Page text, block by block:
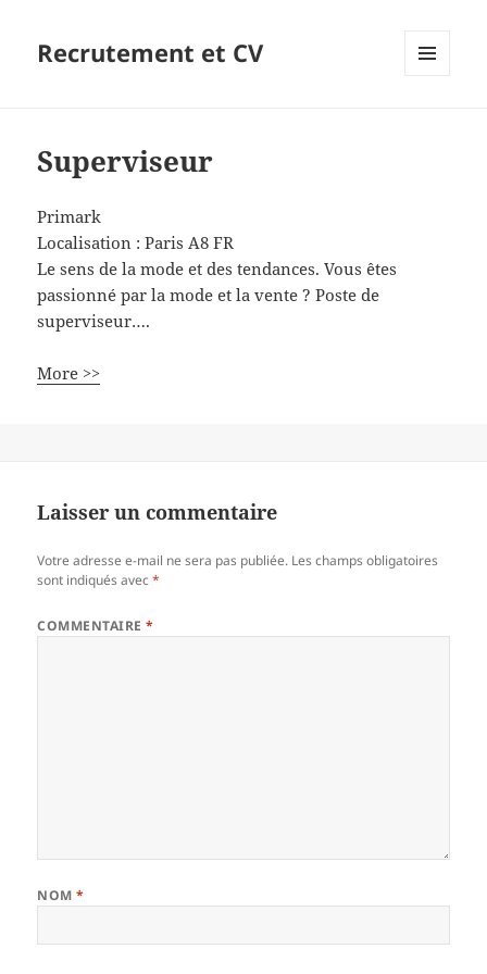
Recrutement et CV
Superviseur
Primark
Localisation :Paris A8 FR
Le sens de la mode et des tendances. Vous êtes
passionné par la mode et la vente ? Poste de
superviseur….
More >>
Laisser un commentaire
Votre adresse e-mail ne sera pas publiée. Les champs obligatoires
sont indiqués avec*
COMMENTAIRE*
NOM*